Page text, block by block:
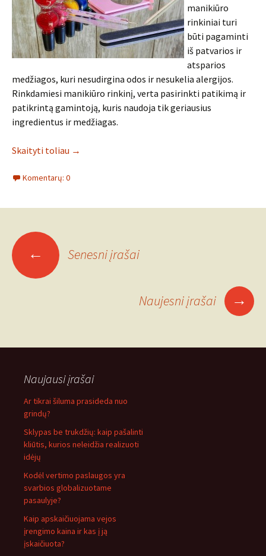
manikiūro
rinkiniai turi
būti pagaminti
iš patvarios ir
atsparios
medžiagos, kuri nesudirgina odos ir nesukelia alergijos.
Rinkdamiesi manikiūro rinkinį, verta pasirinkti patikimą ir
patikrintą gamintoją, kuris naudoja tik geriausius
ingredientus ir medžiagas.
Skaityti toliau →
Komentarų: 0
Įrašo
navigacija
← Senesni įrašai
Naujesni įrašai →
Naujausi įrašai
Ar tikrai šiluma prasideda nuo
grindų?
Sklypas be trukdžių: kaip pašalinti
kliūtis, kurios neleidžia realizuoti
idėjų
Kodėl vertimo paslaugos yra
svarbios globalizuotame
pasaulyje?
Kaip apskaičiuojama vejos
įrengimo kaina ir kas į ją
įskaičiuota?